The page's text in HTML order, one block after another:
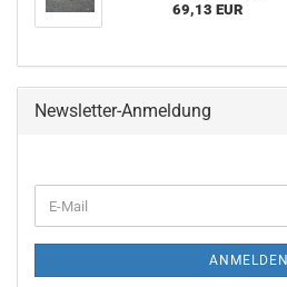
69,13 EUR
Newsletter-Anmeldung
ZUR
E-
Mail
ANMELDEN